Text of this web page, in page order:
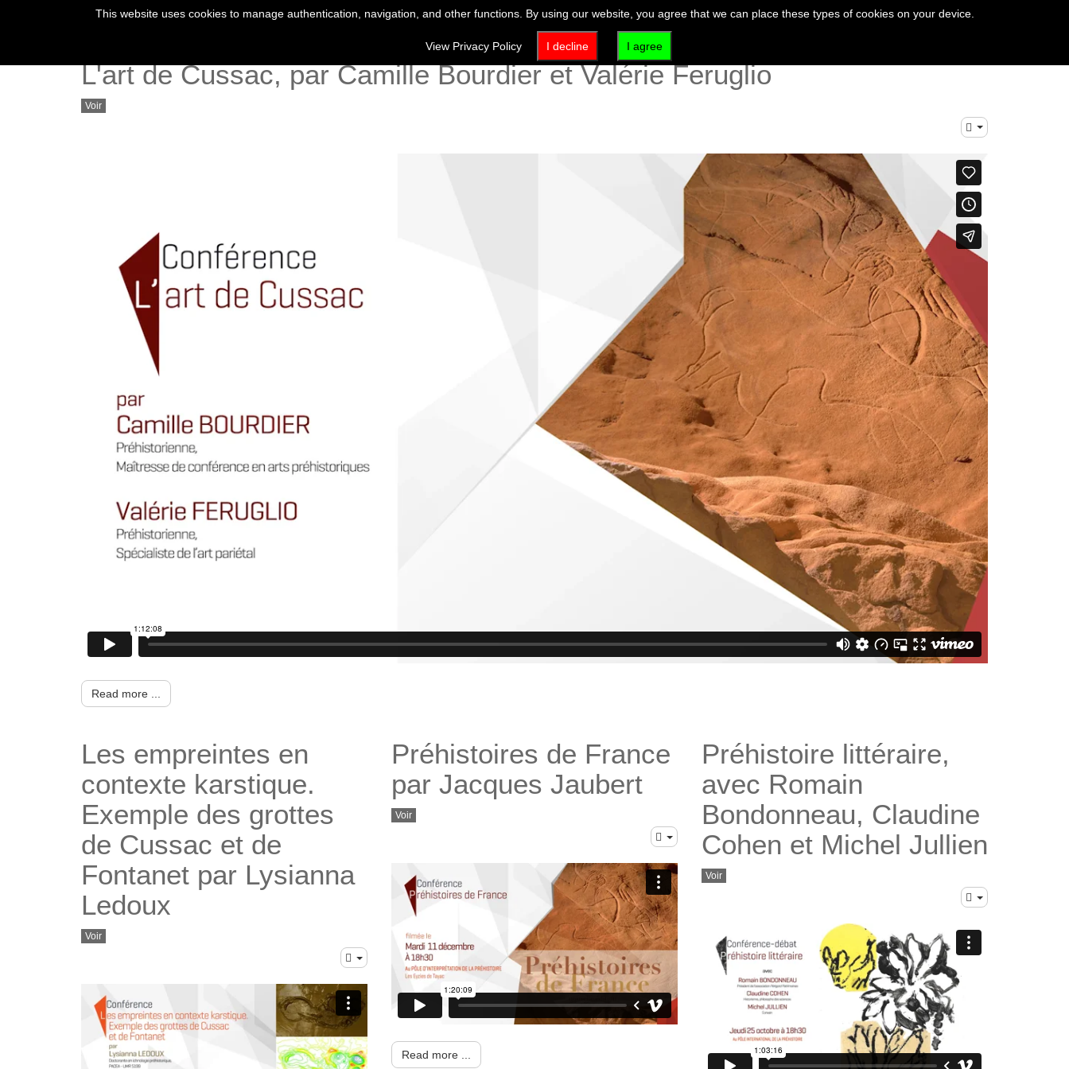
L'art de Cussac, par Camille Bourdier et Valérie Feruglio
Voir
Read more ...
Les empreintes en
contexte karstique.
Exemple des grottes
de Cussac et de
Fontanet par Lysianna
Ledoux
Voir
Préhistoires de France
par Jacques Jaubert
Voir
Read more ...
Préhistoire littéraire,
avec Romain
Bondonneau, Claudine
Cohen et Michel Jullien
Voir
This website uses cookies to manage authentication, navigation, and other functions. By using our website, you agree that we can place these types of cookies on your device.
View Privacy Policy I decline I agree